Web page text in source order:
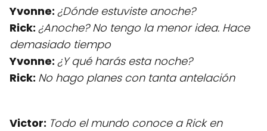
Yvonne: ¿Dónde estuviste anoche?
Rick: ¿Anoche? No tengo la menor idea. Hace
demasiado tiempo
Yvonne: ¿Y qué harás esta noche?
Rick: No hago planes con tanta antelación
Victor: Todo el mundo conoce a Rick en